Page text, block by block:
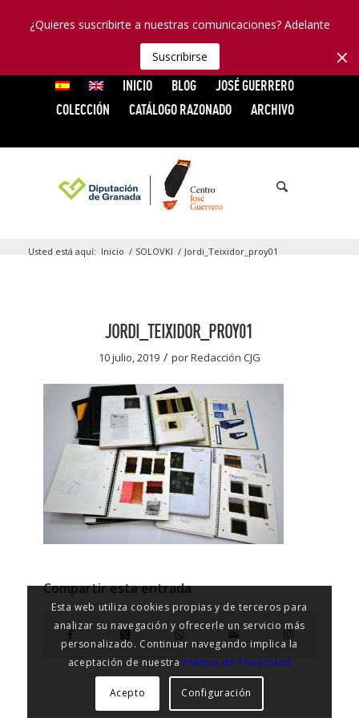
¿Quieres suscribirte a nuestras comunicaciones? Adelante
Suscribirse
INICIO BLOG
JOSÉ GUERRERO
COLECCIÓN
CATÁLOGO RAZONADO ARCHIVO
Usted está aquí: Inicio / SOLOVKI / Jordi_Teixidor_proy01
JORDI_TEIXIDOR_PROY01
10 julio, 2019 / porRedacción CJG
Compartir esta entrada
Esta web utiliza cookies propias y de terceros para
analizar su navegación y ofrecerle un servicio más
personalizado. Continuar navegando implica la
aceptación de nuestra Política de Privacidad
Acepto Configuración